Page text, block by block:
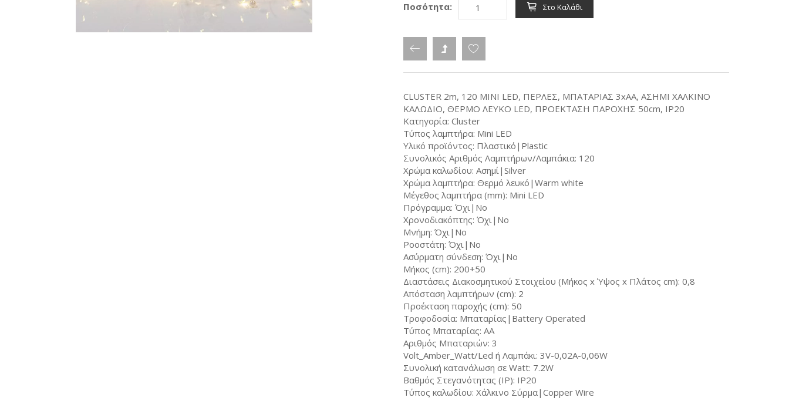
Ποσότητα: Στο Καλάθι
CLUSTER 2m, 120 MINI LED, ΠΕΡΛΕΣ, ΜΠΑΤΑΡΙΑΣ 3xAA, ΑΣΗΜΙ ΧΑΛΚΙΝΟ
ΚΑΛΩΔΙΟ, ΘΕΡΜΟ ΛΕΥΚΟ LED, ΠΡΟΕΚΤΑΣΗ ΠΑΡΟΧΗΣ 50cm, IP20
Κατηγορία: Cluster
Τύπος λαμπτήρα: Mini LED
Υλικό προϊόντος: Πλαστικό|Plastic
Συνολικός Αριθμός Λαμπτήρων/Λαμπάκια: 120
Χρώμα καλωδίου: Ασημί|Silver
Χρώμα λαμπτήρα: Θερμό λευκό|Warm white
Μέγεθος λαμπτήρα (mm): Mini LED
Πρόγραμμα: Όχι|No
Χρονοδιακόπτης: Όχι|No
Μνήμη: Όχι|No
Ροοστάτη: Όχι|No
Ασύρματη σύνδεση: Όχι|No
Μήκος (cm): 200+50
Διαστάσεις Διακοσμητικού Στοιχείου (Μήκος x Ύψος x Πλάτος cm): 0,8
Απόσταση λαμπτήρων (cm): 2
Προέκταση παροχής (cm): 50
Τροφοδοσία: Μπαταρίας|Battery Operated
Τύπος Μπαταρίας: AA
Αριθμός Μπαταριών: 3
Volt_Amber_Watt/Led ή Λαμπάκι: 3V-0,02A-0,06W
Συνολική κατανάλωση σε Watt: 7.2W
Βαθμός Στεγανότητας (IP): IP20
Τύπος καλωδίου: Χάλκινο Σύρμα|Copper Wire